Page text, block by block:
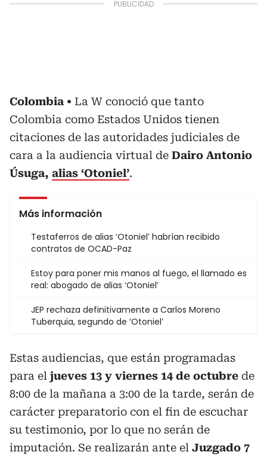
Colombia
La W conoció que tanto
Colombia como Estados Unidos tienen
citaciones de las autoridades judiciales de
cara a la audiencia virtual de Dairo Antonio
Úsuga, alias ‘Otoniel’.
Más información
Testaferros de alias ‘Otoniel’ habrían recibido
contratos de OCAD-Paz
Estoy para poner mis manos al fuego, el llamado es
real: abogado de alias ‘Otoniel’
JEP rechaza definitivamente a Carlos Moreno
Tuberquia, segundo de ‘Otoniel’
Estas audiencias, que están programadas
para el jueves 13 y viernes 14 de octubre de
8:00 de la mañana a 3:00 de la tarde, serán de
carácter preparatorio con el fin de escuchar
su testimonio, por lo que no serán de
imputación. Se realizarán ante el Juzgado 7